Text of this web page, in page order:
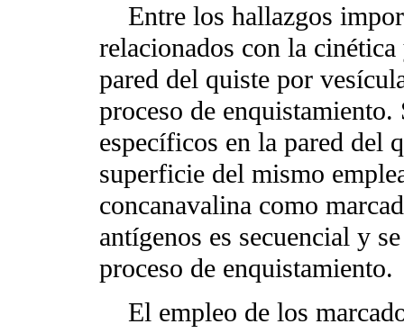
Entre los hallazgos
relacionados con la
pared del quiste por
proceso de
específicos en la pared del
superficie del mismo
concanavalina como
antígenos es secuencial y
proceso de enquistamiento.
El empleo de los